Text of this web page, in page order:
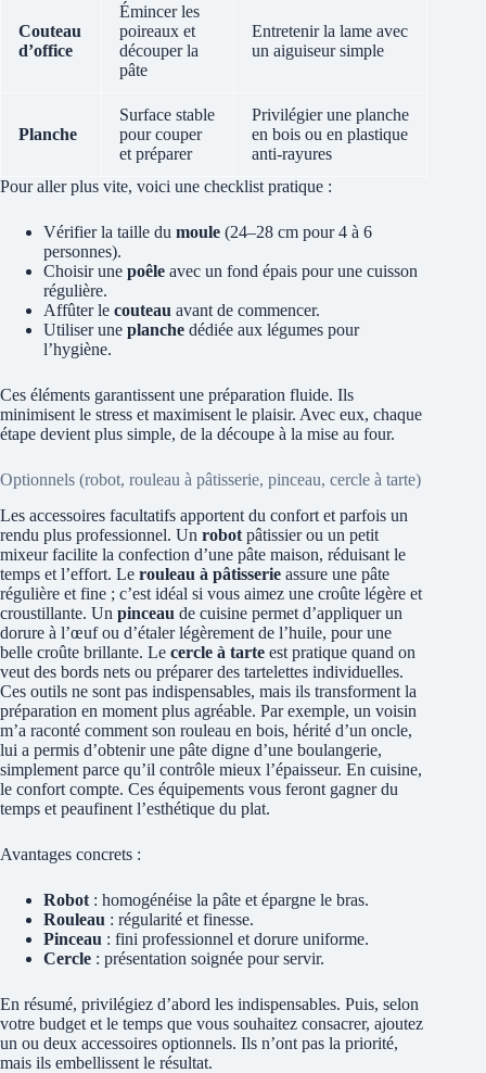
Couteau
d’office
Émincer les
poireaux et
découper la
pâte
Entretenir la lame avec
un aiguiseur simple
Planche
Surface stable
pour couper
et préparer
Privilégier une planche
en bois ou en plastique
anti-rayures
Pour aller plus vite, voici une checklist pratique :
Vérifier la taille du moule (24–28 cm pour 4 à 6
personnes).
Choisir une poêle avec un fond épais pour une cuisson
régulière.
Affûter le couteau avant de commencer.
Utiliser une planche dédiée aux légumes pour
l’hygiène.
Ces éléments garantissent une préparation fluide. Ils
minimisent le stress et maximisent le plaisir. Avec eux, chaque
étape devient plus simple, de la découpe à la mise au four.
Optionnels (robot, rouleau à pâtisserie, pinceau, cercle à tarte)
Les accessoires facultatifs apportent du confort et parfois un
rendu plus professionnel. Un robot pâtissier ou un petit
mixeur facilite la confection d’une pâte maison, réduisant le
temps et l’effort. Le rouleau à pâtisserie assure une pâte
régulière et fine ; c’est idéal si vous aimez une croûte légère et
croustillante. Un pinceau de cuisine permet d’appliquer un
dorure à l’œuf ou d’étaler légèrement de l’huile, pour une
belle croûte brillante. Le cercle à tarte est pratique quand on
veut des bords nets ou préparer des tartelettes individuelles.
Ces outils ne sont pas indispensables, mais ils transforment la
préparation en moment plus agréable. Par exemple, un voisin
m’a raconté comment son rouleau en bois, hérité d’un oncle,
lui a permis d’obtenir une pâte digne d’une boulangerie,
simplement parce qu’il contrôle mieux l’épaisseur. En cuisine,
le confort compte. Ces équipements vous feront gagner du
temps et peaufinent l’esthétique du plat.
Avantages concrets :
Robot : homogénéise la pâte et épargne le bras.
Rouleau : régularité et finesse.
Pinceau : fini professionnel et dorure uniforme.
Cercle : présentation soignée pour servir.
En résumé, privilégiez d’abord les indispensables. Puis, selon
votre budget et le temps que vous souhaitez consacrer, ajoutez
un ou deux accessoires optionnels. Ils n’ont pas la priorité,
mais ils embellissent le résultat.